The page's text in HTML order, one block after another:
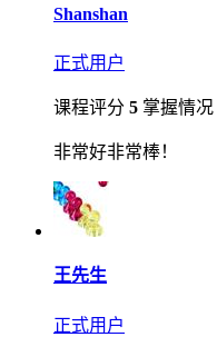
Shanshan
正式用户
课程评分 5 掌握情况
非常好非常棒！
王先生
正式用户